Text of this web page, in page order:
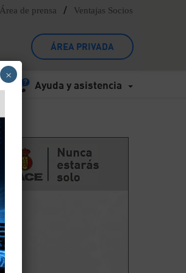
Área de prensa / Ventajas Socios
ÁREA PRIVADA
Ayuda y asistencia
×